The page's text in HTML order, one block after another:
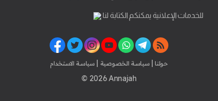
للخدمات الإعلانية يمكنكم الكتابة لنا
حولنا | سياسة الخصوصية | سياسة الاستخدام
© 2026 Annajah